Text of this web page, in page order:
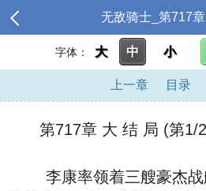
无敌骑士_第717
字体： 大 中 小
上一章 目录
第717章 大 结 局 (第1/
李康率领着三艘豪杰战